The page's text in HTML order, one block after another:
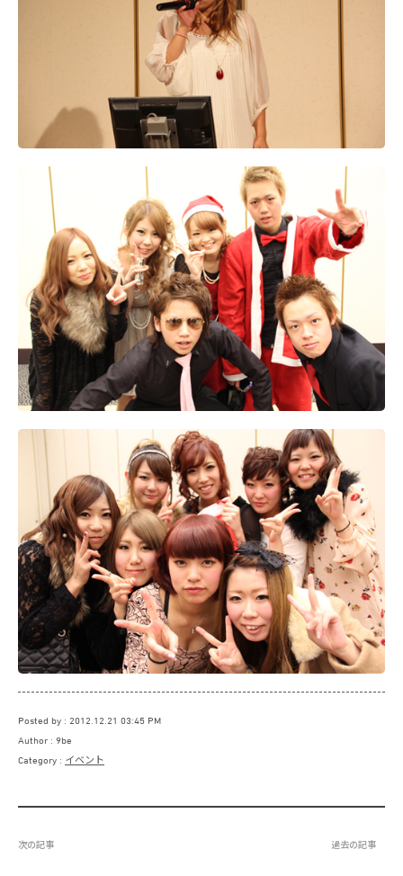
Posted by
2012.12.21 03:45 PM
Author
9be
Category
イベント
次の記事 過去の記事